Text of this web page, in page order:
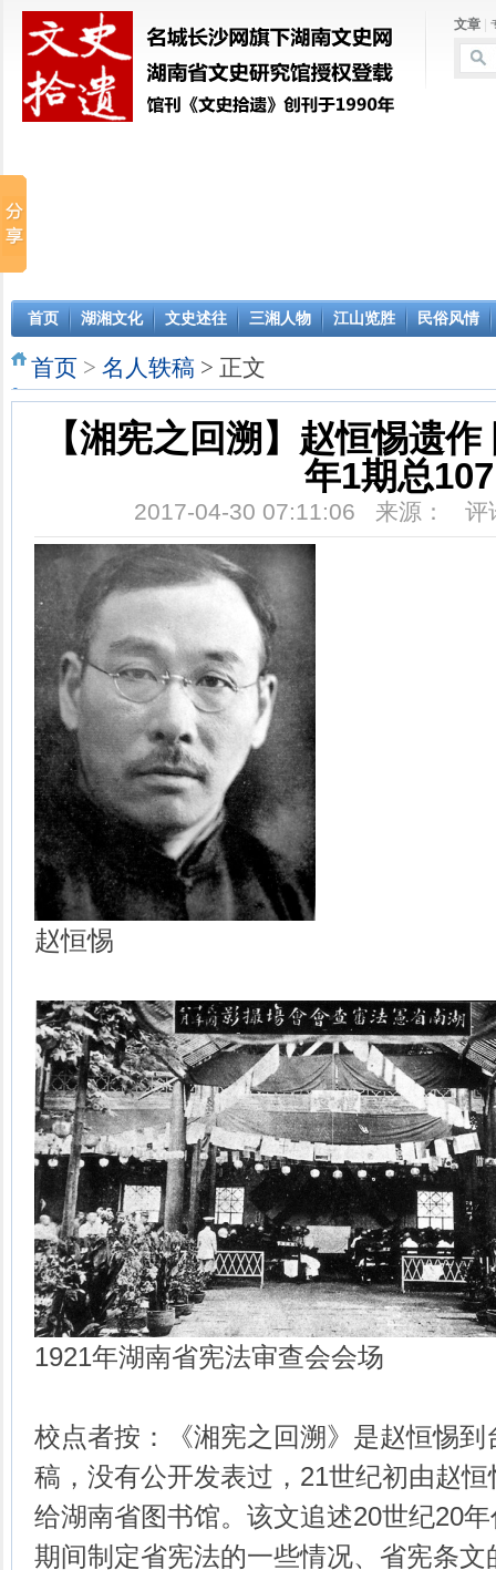
文章
首页 湖湘文化 文史述往 三湘人物 江山览胜 民俗风情
首页 > 名人轶稿 > 正文
【湘宪之回溯】赵恒惕遗
年1期总107
2017-04-30 07:11:06 来源： 评
赵恒惕
1921年湖南省宪法审查会会场
校点者按：《湘宪之回溯》是赵恒惕
稿，没有公开发表过，21世纪初由赵
给湖南省图书馆。该文追述20世纪20
期间制定省宪法的一些情况、省宪条